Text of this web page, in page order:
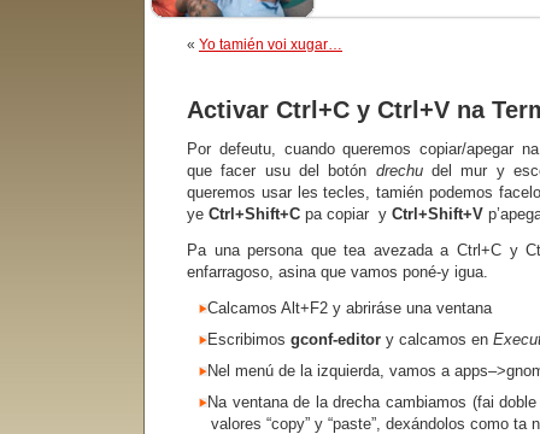
« Yo tamién voi xugar…
Activar Ctrl+C y Ctrl+V na
Por defeutu, cuando queremos copiar/apegar
que facer usu del botón drechudel mur y
queremos usar les tecles, tamién podemos
ye Ctrl+Shift+C pa copiar y Ctrl+Shift+V
Pa una persona que tea avezada a Ctrl+C y
enfarragoso, asina que vamos poné-y igua.
Calcamos Alt+F2 y abriráse una ventana
Escribimos gconf-editor y calcamos en
Nel menú de la izquierda, vamos a
Na ventana de la drecha cambiamos (fai
valores “copy” y “paste”, dexándolos como ta